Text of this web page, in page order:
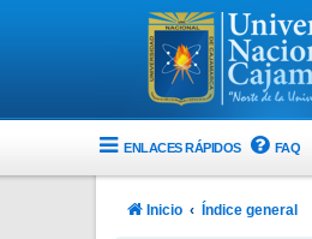
ENLACES RÁPIDOS FAQ
Inicio Índice general